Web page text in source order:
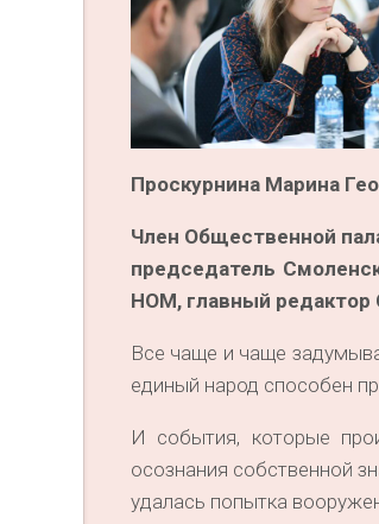
Проскурнина Марина
Член Общественной
председатель
НОМ, главный редактор
Все чаще и чаще
единый народ способен
И события, которые
осознания собственной
удалась попытка